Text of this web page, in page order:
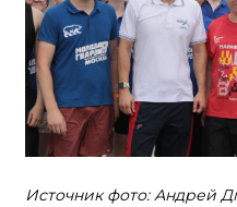
Источник фото: Андрей